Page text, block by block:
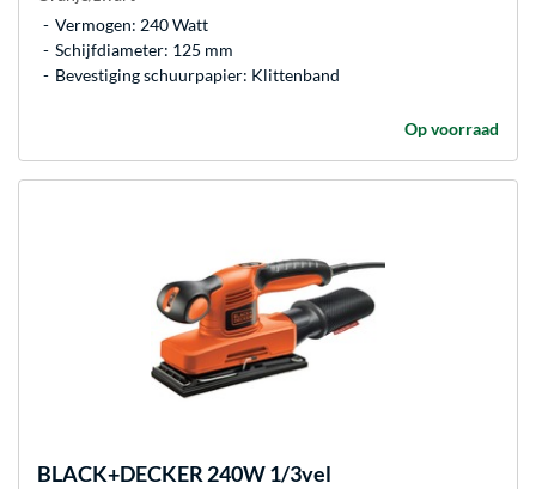
Vermogen: 240 Watt
Schijfdiameter: 125 mm
Bevestiging schuurpapier: Klittenband
Op voorraad
BLACK+DECKER 240W 1/3vel